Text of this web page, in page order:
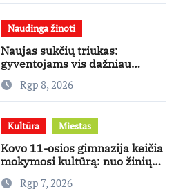
Naudinga žinoti
Naujas sukčių triukas:
gyventojams vis dažniau
skambina per „Viber“
Rgp 8, 2026
Kultūra Miestas
Kovo 11-osios gimnazija keičia
mokymosi kultūrą: nuo žinių
kaupimo – prie jų supratimo ir
Rgp 7, 2026